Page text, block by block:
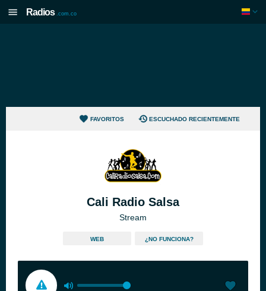
Radios .com.co
FAVORITOS ESCUCHADO RECIENTEMENTE
Cali Radio Salsa
Stream
WEB ¿NO FUNCIONA?